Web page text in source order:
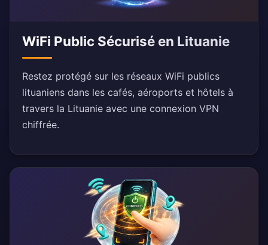
WiFi Public Sécurisé en Lituanie
Restez protégé sur les réseaux WiFi publics
lituaniens dans les cafés, aéroports et hôtels à
travers la Lituanie avec une connexion VPN
chiffrée.